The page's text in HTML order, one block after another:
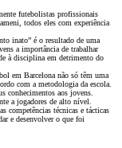
futebolistas profissionais
todos eles com experiência
inato” é o resultado de uma
a importância de trabalhar
à disciplina em detrimento do
em Barcelona não só têm uma
com a metodologia da escola.
conhecimentos aos jovens.
a jogadores de alto nível.
competências técnicas e tácticas
e desenvolver o que foi